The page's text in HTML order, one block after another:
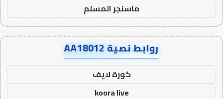
ماسنجر المسلم
روابط نصية AA18012
كورة لايف
koora live